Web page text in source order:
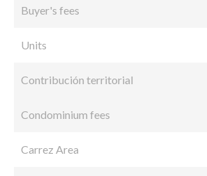
Buyer's fees
Units
Contribución territorial
Condominium fees
Carrez Area